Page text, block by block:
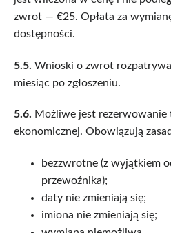
zwrot — €25. Opłata za
dostępności.
5.5. Wnioski o zwrot
miesiąc po zgłoszeniu.
5.6. Możliwe jest
ekonomicznej. Obowiązują
bezzwrotne (z wyjątkiem
przewoźnika);
daty nie zmieniają się;
imiona nie zmieniają się;